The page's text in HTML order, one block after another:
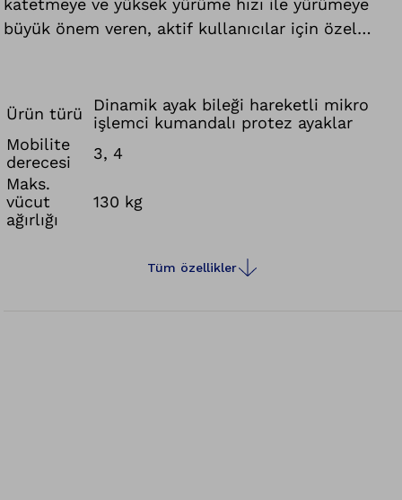
katetmeye ve yüksek yürüme hızı ile yürümeye
büyük önem veren, aktif kullanıcılar için özel
Ürün türü
Dinamik ayak bileği hareketli mikro
işlemci kumandalı protez ayaklar
Mobilite
derecesi
3, 4
Maks.
vücut
ağırlığı
130 kg
Tüm özellikler